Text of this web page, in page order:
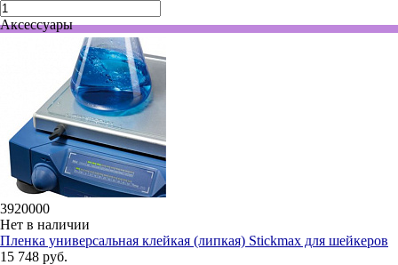
Аксессуары
3920000
Нет в наличии
Пленка универсальная клейкая (липкая) Stickmax для шейкеров
15 748 руб.